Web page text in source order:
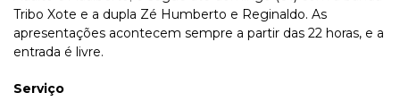
Tribo Xote e a dupla Zé Humberto e Reginaldo. As
apresentações acontecem sempre a partir das 22 horas, e a
entrada é livre.
Serviço